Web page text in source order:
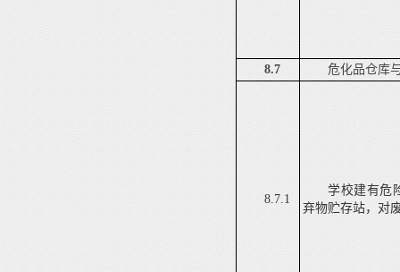
8.7 危化品仓库
8.7.1
学校建有危
弃物贮存站，对